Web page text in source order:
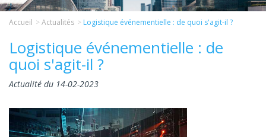
Accueil Actualités Logistique événementielle : de quoi s'agit-il ?
Logistique événementielle : de
quoi s'agit-il ?
Actualité du 14-02-2023